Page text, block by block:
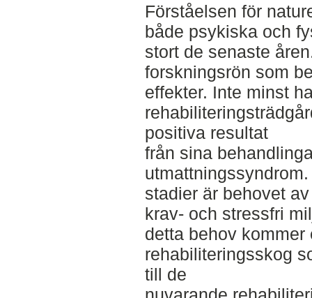
Förståelsen för
både psykiska och
stort de senaste
forskningsrön som
effekter. Inte minst
positiva resultat
från sina
stadier är behovet
krav- och stressfri
detta behov kommer
rehabiliteringsskog
till de